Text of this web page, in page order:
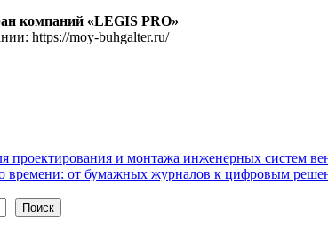
компаний «LEGIS PRO»
https://moy-buhgalter.ru/
проектирования и монтажа инженерных систем
времени: от бумажных журналов к цифровым
Поиск